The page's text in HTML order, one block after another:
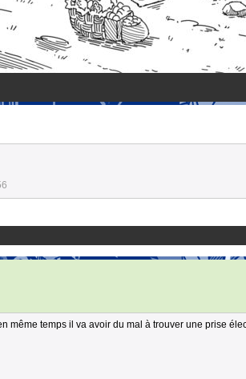
même temps il va avoir du mal à trouver une prise